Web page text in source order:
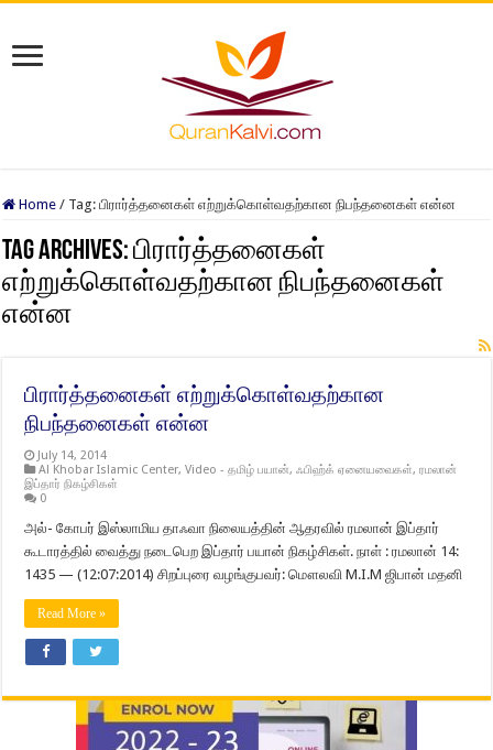
Home / Tag:பிரார்த்தனைகள் எற்றுக்கொள்வதற்கான நிபந்தனைகள் என்ன
Tag Archives:பிரார்த்தனைகள்
எற்றுக்கொள்வதற்கான நிபந்தனைகள்
என்ன
பிரார்த்தனைகள் எற்றுக்கொள்வதற்கான
நிபந்தனைகள் என்ன
July 14, 2014
Al Khobar Islamic Center,Video - தமிழ் பயான்,ஃபிஹ்க் ஏனையவைகள்,ரமலான்
இப்தார் நிகழ்சிகள்
0
அல்- கோபர் இஸ்லாமிய தாஃவா நிலையத்தின் ஆதரவில் ரமலான் இப்தார்
கூடாரத்தில் வைத்து நடைபெற இப்தார் பயான் நிகழ்சிகள். நாள் : ரமலான் 14:
1435 — (12:07:2014) சிறப்புரை வழங்குபவர்: மௌலவி M.I.M ஜிபான் மதனி
Read More »